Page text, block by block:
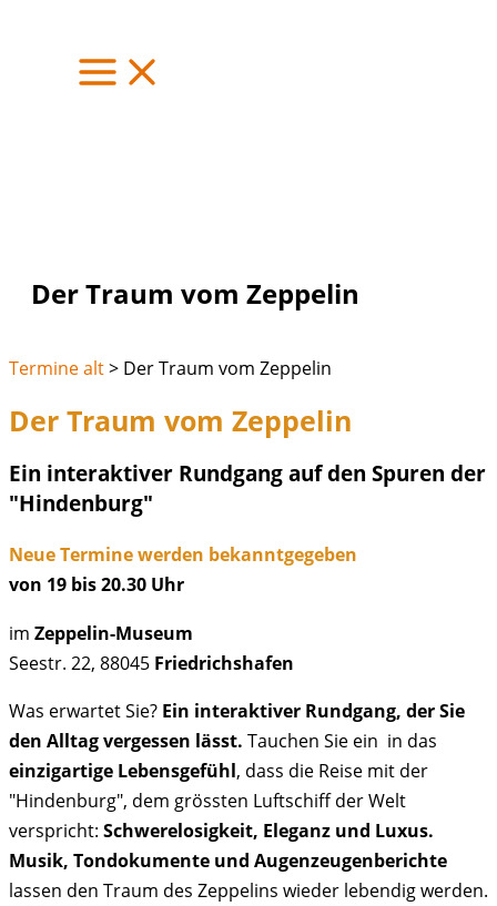
springen
Der Traum vom Zeppelin
Termine alt> Der Traum vom Zeppelin
Der Traum vom Zeppelin
Ein interaktiver Rundgang auf den Spuren der
"Hindenburg"
Neue Termine werden bekanntgegeben
von 19 bis 20.30 Uhr
im Zeppelin-Museum
Seestr. 22, 88045 Friedrichshafen
Was erwartet Sie? Ein interaktiver Rundgang, der Sie
den Alltag vergessen lässt. Tauchen Sie ein in das
einzigartige Lebensgefühl, dass die Reise mit der
"Hindenburg", dem grössten Luftschiff der Welt
verspricht: Schwerelosigkeit, Eleganz und Luxus.
Musik, Tondokumente und Augenzeugenberichte
lassen den Traum des Zeppelins wieder lebendig werden.